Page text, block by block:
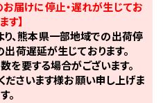
届けに停止・遅れが生じてお
す】
、熊本県一部地域での出荷停
荷遅延が生じております。
を要する場合がございます。
ださいます様お願い申し上げま
す。